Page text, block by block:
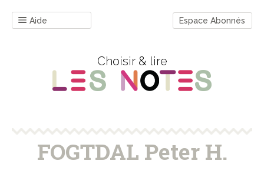
Aide Espace Abonnés
Choisir & lire
FOGTDAL Peter H.